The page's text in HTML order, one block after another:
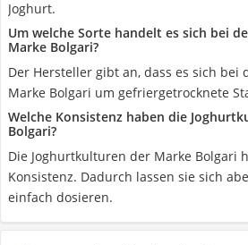
Joghurt.
Um welche Sorte handelt es sich bei
Marke Bolgari?
Der Hersteller gibt an, dass es sich bei
Marke Bolgari um gefriergetrocknete
Welche Konsistenz haben die
Bolgari?
Die Joghurtkulturen der Marke Bolgari
Konsistenz. Dadurch lassen sie sich
einfach dosieren.